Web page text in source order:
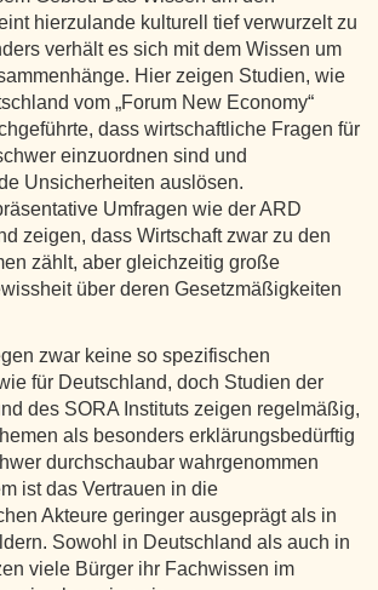
hierzulande kulturell tief verwurzelt zu
verhält es sich mit dem Wissen um
Hier zeigen Studien, wie
vom „Forum New Economy“
dass wirtschaftliche Fragen für
einzuordnen sind und
Unsicherheiten auslösen.
Umfragen wie der ARD
zeigen, dass Wirtschaft zwar zu den
zählt, aber gleichzeitig große
über deren Gesetzmäßigkeiten
zwar keine so spezifischen
für Deutschland, doch Studien der
des SORA Instituts zeigen regelmäßig,
als besonders erklärungsbedürftig
durchschaubar wahrgenommen
ist das Vertrauen in die
Akteure geringer ausgeprägt als in
Sowohl in Deutschland als auch in
viele Bürger ihr Fachwissen im